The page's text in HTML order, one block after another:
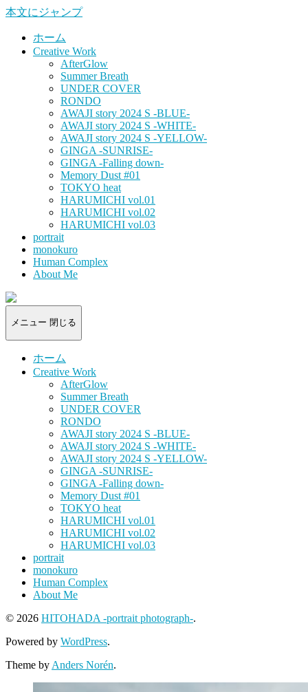
本文にジャンプ
ホーム
Creative Work
AfterGlow
Summer Breath
UNDER COVER
RONDO
AWAJI story 2024 S -BLUE-
AWAJI story 2024 S -WHITE-
AWAJI story 2024 S -YELLOW-
GINGA -SUNRISE-
GINGA -Falling down-
Memory Dust #01
TOKYO heat
HARUMICHI vol.01
HARUMICHI vol.02
HARUMICHI vol.03
portrait
monokuro
Human Complex
About Me
HITOHADA
-
portrait
メニュー 閉じる
ホーム
Creative Work
AfterGlow
Summer Breath
UNDER COVER
RONDO
AWAJI story 2024 S -BLUE-
AWAJI story 2024 S -WHITE-
AWAJI story 2024 S -YELLOW-
GINGA -SUNRISE-
GINGA -Falling down-
Memory Dust #01
TOKYO heat
HARUMICHI vol.01
HARUMICHI vol.02
HARUMICHI vol.03
portrait
monokuro
Human Complex
About Me
© 2026 HITOHADA -portrait photograph-.
Powered by WordPress.
Theme by Anders Norén.